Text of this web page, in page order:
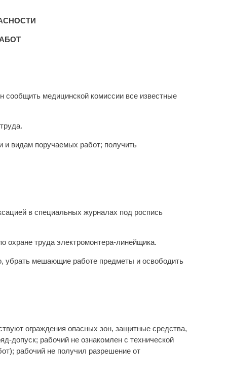
сообщить медицинской комиссии все известные
и видам поручаемых работ; получить
в специальных журналах под роспись
охране труда электромонтера-линейщика.
убрать мешающие работе предметы и освободить
ограждения опасных зон, защитные средства,
допуск; рабочий не ознакомлен с технической
рабочий не получил разрешение от